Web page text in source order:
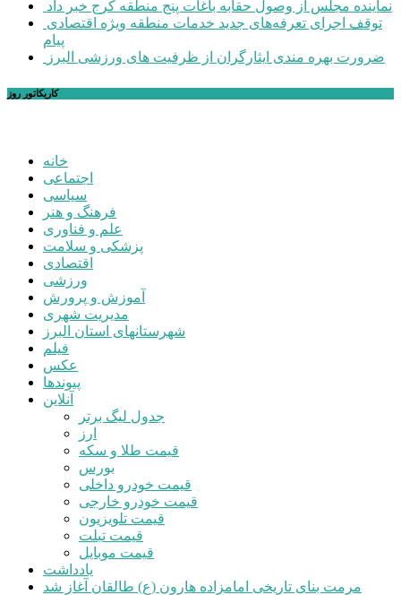
نماینده مجلس از وصول حقابه باغات پنج منطقه کرج خبر داد
پیام
ضرورت بهره مندی ایثارگران از ظرفیت های ورزشی البرز
کاریکاتور روز
خانه
اجتماعی
سیاسی
فرهنگ و هنر
علم و فناوری
پزشکی و سلامت
اقتصادی
ورزشی
آموزش و پرورش
مدیریت شهری
شهرستانهای استان البرز
فیلم
عکس
پیوندها
آنلاین
جدول لیگ برتر
ارز
قیمت طلا و سکه
بورس
قیمت خودرو داخلی
قیمت خودرو خارجی
قیمت تلویزیون
قیمت تبلت
قیمت موبایل
یادداشت
مرمت بنای تاریخی امامزاده هارون (ع) طالقان آغاز شد